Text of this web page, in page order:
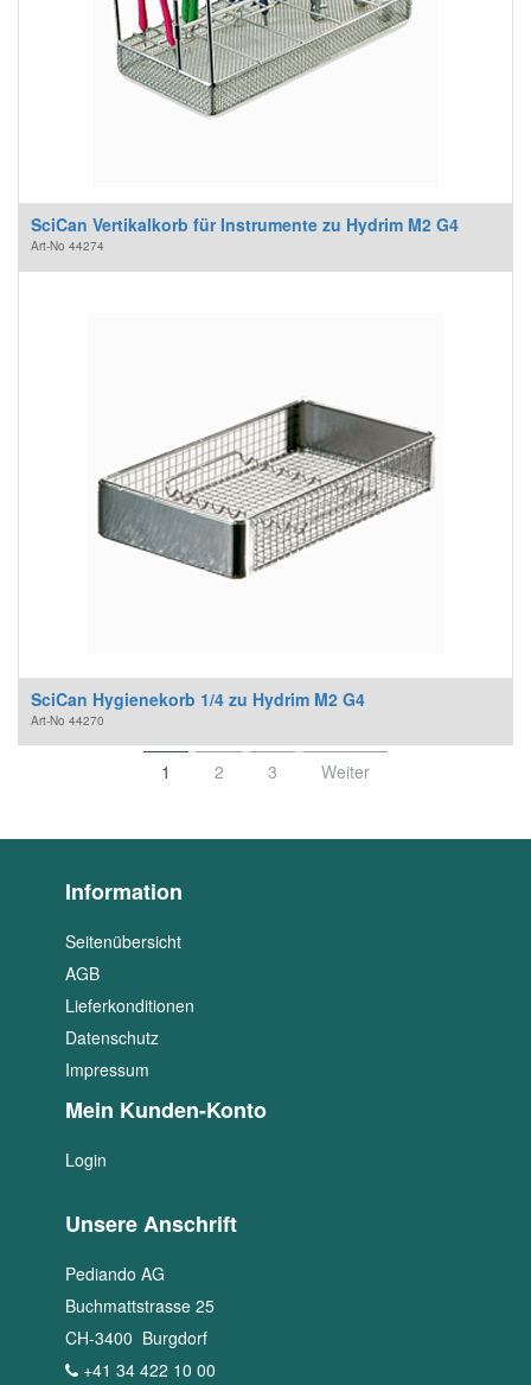
SciCan Vertikalkorb für Instrumente zu Hydrim M2 G4
Art-No 44274
SciCan Hygienekorb 1/4 zu Hydrim M2 G4
Art-No 44270
1 2 3 Weiter
Information
Seitenübersicht
AGB
Lieferkonditionen
Datenschutz
Impressum
Mein Kunden-Konto
Login
Unsere Anschrift
Pediando AG
Buchmattstrasse 25
CH-3400 Burgdorf
+41 34 422 10 00